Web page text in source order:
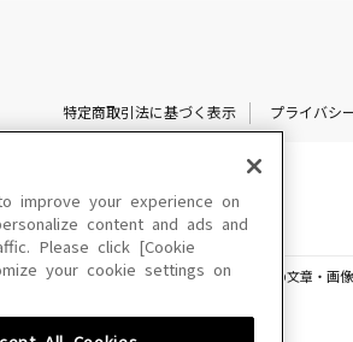
特定商取引法に基づく表示 プライバシ
このサイトに掲載されている一切の文章・画
improve your experience on
content and ads and
Please click [Cookie
your cookie settings on